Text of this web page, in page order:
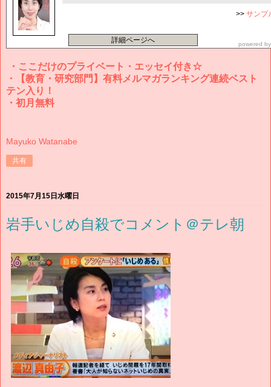
>> サンプ
詳細ページへ powered
・ここだけのプライベート・エッセイ付き☆
・【教育・研究部門】有料メルマガランキング連続ベスト
テン入り！
・初月無料
Mayuko Watanabe
共有
2015年7月15日水曜日
岩手いじめ自殺でコメント＠テレ朝